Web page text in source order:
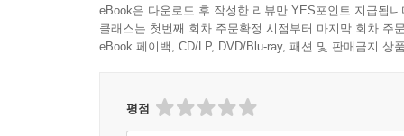
eBook은 다운로드 후 작성한 리뷰만 YES포인트 지급됩니
클래스는 첫번째 회차 주문확정 시점부터 마지막 회차 주
eBook 페이백, CD/LP, DVD/Blu-ray, 패션 및 판매금지 상
평점